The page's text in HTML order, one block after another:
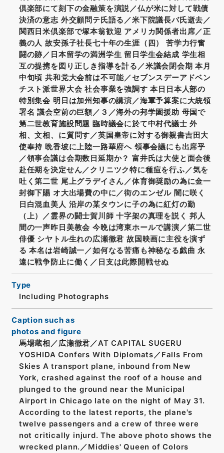
倶楽部にて刻下の金融策を演説／仏が米に対して戦債
決済の意志 外交顧問テ氏語る／米下院議長バ氏逝去／
関西日米倶楽部で塚本翁歓迎 アメリカ関係者出席／正
義の人 故安孫子社長七十年の生涯（四） 苦学力行奮
闘の跡／日本留学の満洲学生 留日学生会結成 学生相
互の提携を図り正しき指導を計る／米議会閉会期 本月
中旬頃 共和党大会前は不可能／セブンスデーアドベン
チスト派世界大会 社会事業を強調す 本日日本人部の
特別集会 明日は加州知事の講演／海軍予算案に大統領
署名 議会空前の巨額／３／海外の邦学園援助 母国で
第二世教育施設問題 臨時議会に於て中村代議士 外
相、文相、に質問す／英国皇帝に対する御親書吉田大
使奉持 晩香坡に上陸一路華府へ 領事会議にも出席乎
／領事会議は会期数日延期か？ 富井氏は大使と面会後
赴任期を決定せん／クリニツク特に種痘を行ふ／気を
吐く第二世 尾上グラデイさん／体育御奨励の為に金一
封御下賜 オ大出場費の中に／街のエンゼル 闇に咲く
日白混血美人 沿岸の某タウンに子の為に紅灯の勤
（上）／霊界の闘士賀川師 十字架の真理を説く 邦人
間の一声昨日美教会 今晩は湾東ホールで講演／第二世
俳優 シヤトル生れの広瀬徹君 故国映画に主役を演ず
る 本名は岩崎誠一／如何なる苦痛も神秘なる戯曲 永
遠に戦争防止に働く／日支は此際開戦せぬ
Type
Including Photographs
Caption such as
photos and figure
馬場蔵相／広瀬徹君／AT CAPITAL SUGERU
YOSHIDA Confers With Diplomats／Falls From
Skies A transport plane, inbound from New
York, crashed against the roof of a house and
plunged to the ground near the Municipal
Airport in Chicago late on the night of May 31.
According to the latest reports, the plane's
twelve passengers and a crew of three were
not critically injurd. The above photo shows the
wrecked plann.／Middies' Queen of Colors